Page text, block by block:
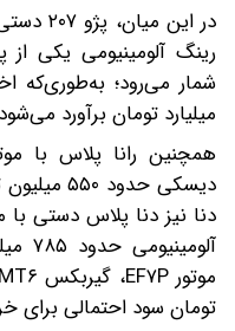
رینگ آلومینیومی یکی
شمار می‌رود؛ به‌طوری‌که
میلیارد تومان برآورد
دیسکی
تومان سود احتمالی برای